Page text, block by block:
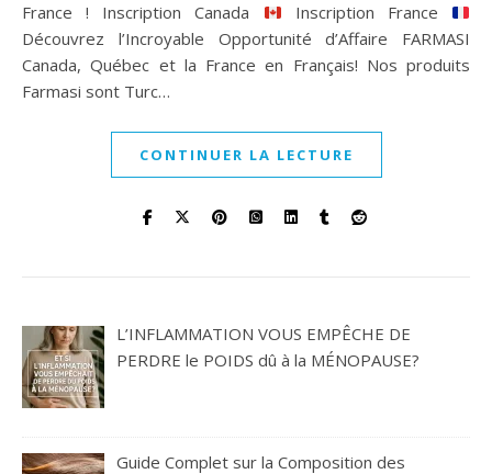
France ! Inscription Canada
Inscription France
Découvrez l’Incroyable Opportunité d’Affaire FARMASI
Canada, Québec et la France en Français! Nos produits
Farmasi sont Turc…
CONTINUER LA LECTURE
L’INFLAMMATION VOUS EMPÊCHE DE
PERDRE le POIDS dû à la MÉNOPAUSE?
Guide Complet sur la Composition des